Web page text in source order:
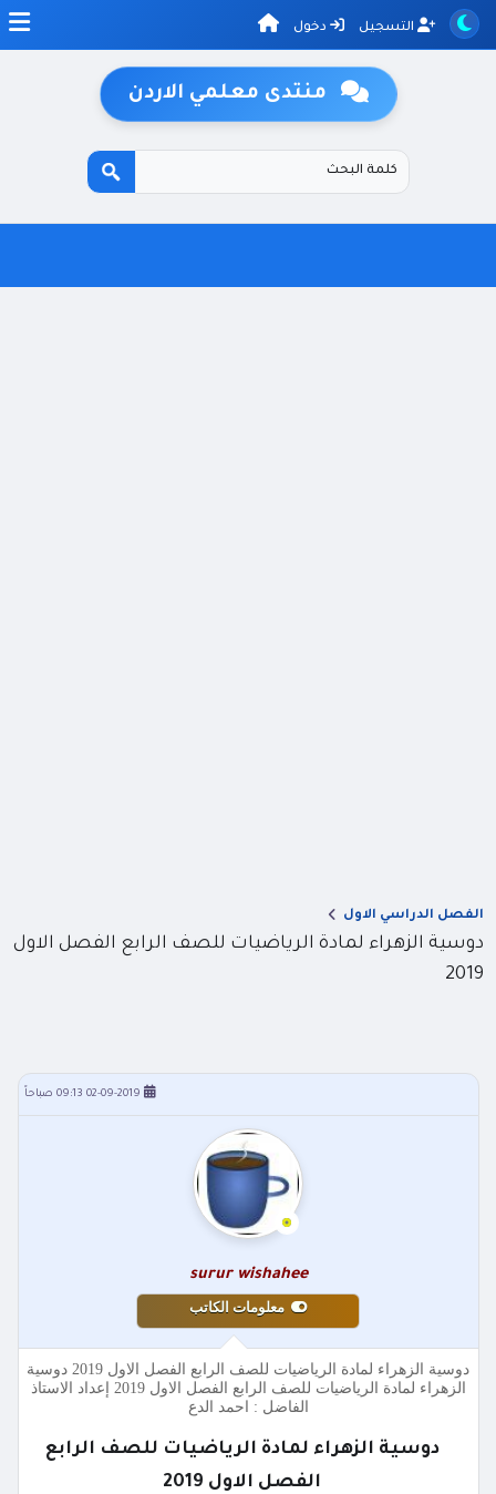
التسجيل دخول
منتدى معلمي الاردن
الفصل الدراسي الاول
دوسية الزهراء لمادة الرياضيات للصف الرابع الفصل الاول
2019
02-09-2019 09:13 صباحاً
surur wishahee
معلومات الكاتب
دوسية الزهراء لمادة الرياضيات للصف الرابع الفصل الاول 2019 دوسية
الزهراء لمادة الرياضيات للصف الرابع الفصل الاول 2019 إعداد الاستاذ
الفاضل : احمد الدع
دوسية الزهراء لمادة الرياضيات للصف الرابع
الفصل الاول 2019